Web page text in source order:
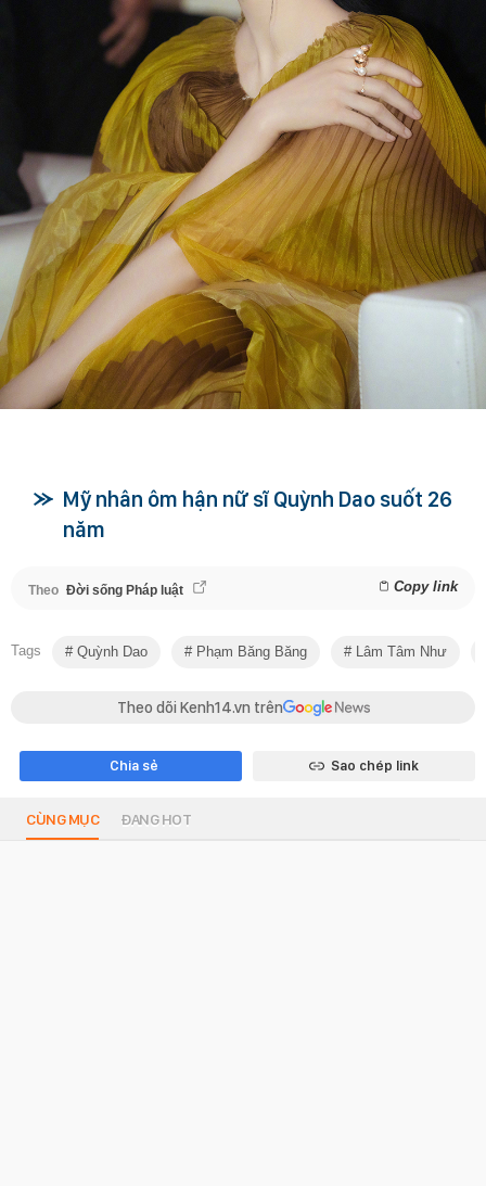
Mỹ nhân ôm hận nữ sĩ Quỳnh Dao suốt 26
năm
Theo Đời sống Pháp luật Copy link
Tags Quỳnh Dao Phạm Băng Băng Lâm Tâm Như
Theo dõi Kenh14.vn trên
Chia sẻ Sao chép link
CÙNG MỤC ĐANG HOT